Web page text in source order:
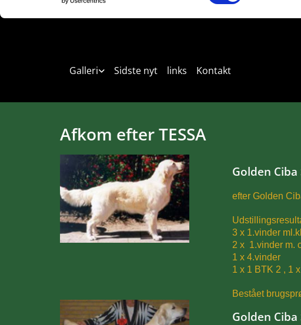
Galleri Sidste nyt links Kontakt
Afkom efter TESSA
Golden
efter Golden
3 x 1.vinder
2 x 1.vinder m.
1 x 4.vinder
1 x 1 BTK 2 , 1
Bestået
Golden